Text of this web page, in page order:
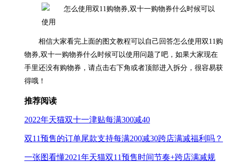
相信大家看完上面的图文教程可以自己回答怎么使用双11购
物券,双十一购物券什么时候可以使用问题了吧，如果大家现在
手里还没有购物券，请点击右下角或者顶部进入拆分，很容易获
得哦！
推荐阅读
2022年天猫双十一津贴每满300减40
双11预售的订单尾款支持每满200减30跨店满减福利吗？
一张图看懂2021年天猫双11预售时间节奏+跨店满减规